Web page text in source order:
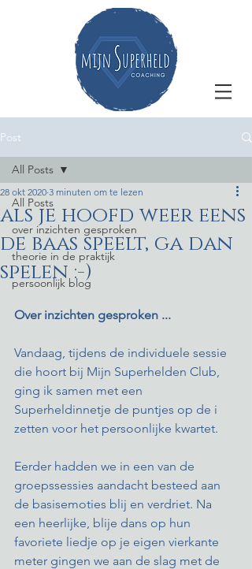
Post
All Posts
over inzichten gesproken
theorie in de praktijk
persoonlijk blog
All Posts
als je hoofd weer eens
de baas speelt, ga dan
spelen :-)
28 okt 2020 3 minuten om te lezen
Over inzichten gesproken ...
Vandaag, tijdens de individuele sessie
die hoort bij Mijn Superhelden Club,
ging ik samen met een
Superheldinnetje de puntjes op de i
zetten voor het persoonlijke kwartet.
Eerder hadden we in een van de
groepssessies aandacht besteed aan
de basisemoties blij en verdriet. Na
een heerlijke, blije dans op hun
favoriete liedje op je eigen vierkante
meter gingen we aan de slag met de